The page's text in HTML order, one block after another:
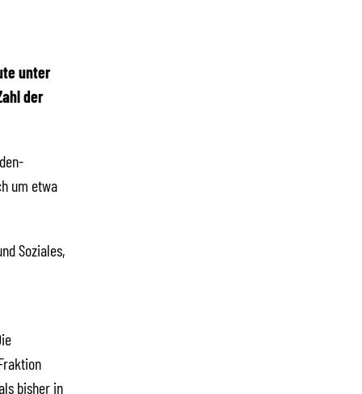
unter
der
um etwa
Soziales,
bisher in